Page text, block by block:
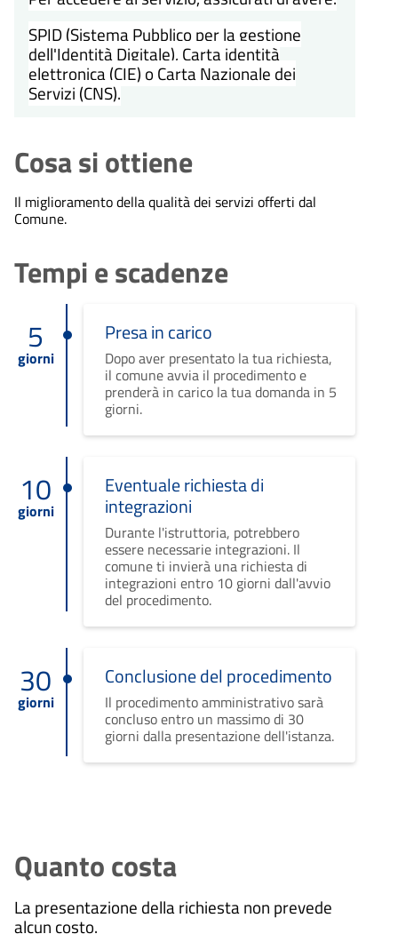
SPID (Sistema Pubblico per la gestione
dell'Identità Digitale), Carta identità
elettronica (CIE) o Carta Nazionale dei
Servizi (CNS).
Cosa si ottiene
Il miglioramento della qualità dei servizi offerti dal
Comune.
Tempi e scadenze
5
giorni
Presa in carico
Dopo aver presentato la tua richiesta,
il comune avvia il procedimento e
prenderà in carico la tua domanda in 5
giorni.
10
giorni
Eventuale richiesta di
integrazioni
Durante l'istruttoria, potrebbero
essere necessarie integrazioni. Il
comune ti invierà una richiesta di
integrazioni entro 10 giorni dall'avvio
del procedimento.
30
giorni
Conclusione del procedimento
Il procedimento amministrativo sarà
concluso entro un massimo di 30
giorni dalla presentazione dell'istanza.
Quanto costa
La presentazione della richiesta non prevede
alcun costo.